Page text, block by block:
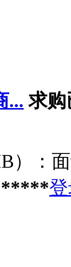
... 求购
）：